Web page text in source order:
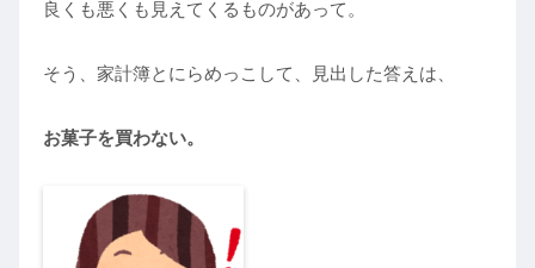
良くも悪くも見えてくるものがあって。
そう、家計簿とにらめっこして、見出した答えは、
お菓子を買わない。